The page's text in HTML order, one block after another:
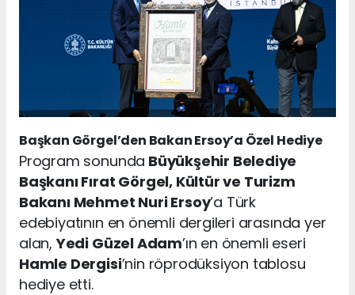
Başkan Görgel’den Bakan Ersoy’a Özel Hediye
Program sonunda Büyükşehir Belediye
Başkanı Fırat Görgel, Kültür ve Turizm
Bakanı Mehmet Nuri Ersoy’a Türk
edebiyatının en önemli dergileri arasında yer
alan,Yedi Güzel Adam’ın en önemli eseri
Hamle Dergisi’nin röprodüksiyon tablosu
hediye etti.